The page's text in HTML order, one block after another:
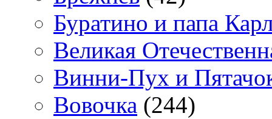
Буратино и папа
Великая
Винни-Пух и
Вовочка (244)